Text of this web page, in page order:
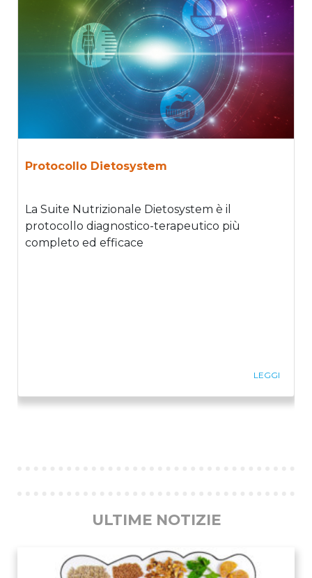
Protocollo Dietosystem
La Suite Nutrizionale Dietosystem è il
protocollo diagnostico-terapeutico più
completo ed efficace
LEGGI
ULTIME NOTIZIE